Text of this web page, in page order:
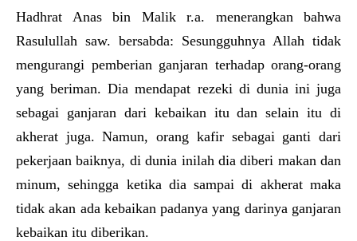
Hadhrat Anas bin Malik r.a. menerangkan bahwa
Rasulullah saw. bersabda: Sesungguhnya Allah tidak
mengurangi pemberian ganjaran terhadap orang-orang
yang beriman. Dia mendapat rezeki di dunia ini juga
sebagai ganjaran dari kebaikan itu dan selain itu di
akherat juga. Namun, orang kafir sebagai ganti dari
pekerjaan baiknya, di dunia inilah dia diberi makan dan
minum, sehingga ketika dia sampai di akherat maka
tidak akan ada kebaikan padanya yang darinya ganjaran
kebaikan itu diberikan.